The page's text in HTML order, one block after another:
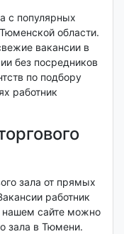
с популярных
области.
вакансии в
без посредников
по подбору
работник
зала от прямых
работник
нашем сайте можно
зала в Тюмени.